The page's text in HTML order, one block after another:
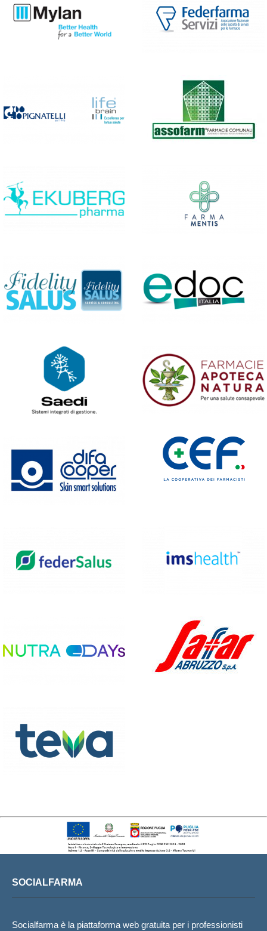
SOCIALFARMA
Socialfarma è la piattaforma web gratuita per i professionisti